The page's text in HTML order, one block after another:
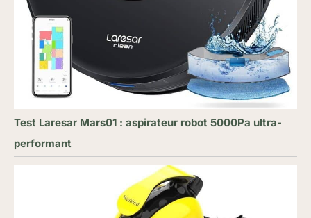
Test Laresar Mars01 : aspirateur robot 5000Pa ultra-
performant